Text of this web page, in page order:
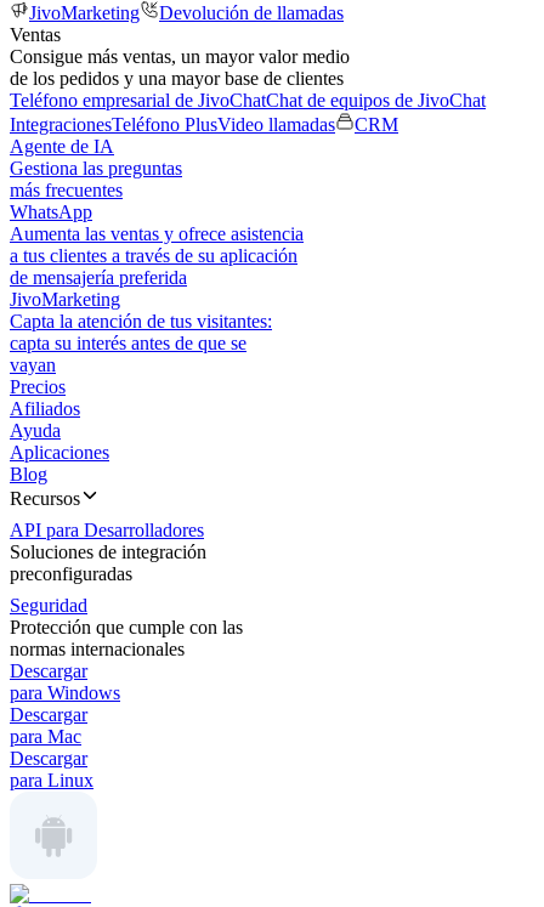
JivoMarketing
Devolución de llamadas
Ventas
Consigue más ventas, un mayor valor medio
de los pedidos y una mayor base de clientes
Teléfono empresarial de JivoChatChat de equipos de JivoChat
IntegracionesTeléfono PlusVideo llamadas
CRM
Agente de IA
Gestiona las preguntas
más frecuentes
WhatsApp
Aumenta las ventas y ofrece asistencia
a tus clientes a través de su aplicación
de mensajería preferida
JivoMarketing
Capta la atención de tus visitantes:
capta su interés antes de que se
vayan
Precios
Afiliados
Ayuda
Aplicaciones
Blog
Recursos
API para Desarrolladores
Soluciones de integración
preconfiguradas
Seguridad
Protección que cumple con las
normas internacionales
Descargar
para Windows
Descargar
para Mac
Descargar
para Linux